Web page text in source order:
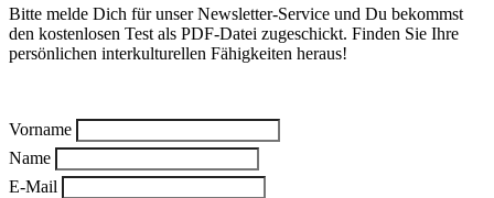
Bitte melde Dich für unser Newsletter-Service und Du bekommst
den kostenlosen Test als PDF-Datei zugeschickt. Finden Sie Ihre
persönlichen interkulturellen Fähigkeiten heraus!
Vorname
Name
E-Mail